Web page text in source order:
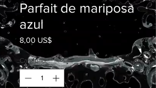
Parfait de mariposa
azul
8,00 US$Precio
Cantidad *